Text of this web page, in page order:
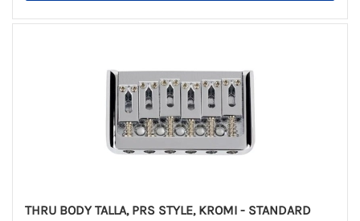
THRU BODY TALLA, PRS STYLE, KROMI - STANDARD